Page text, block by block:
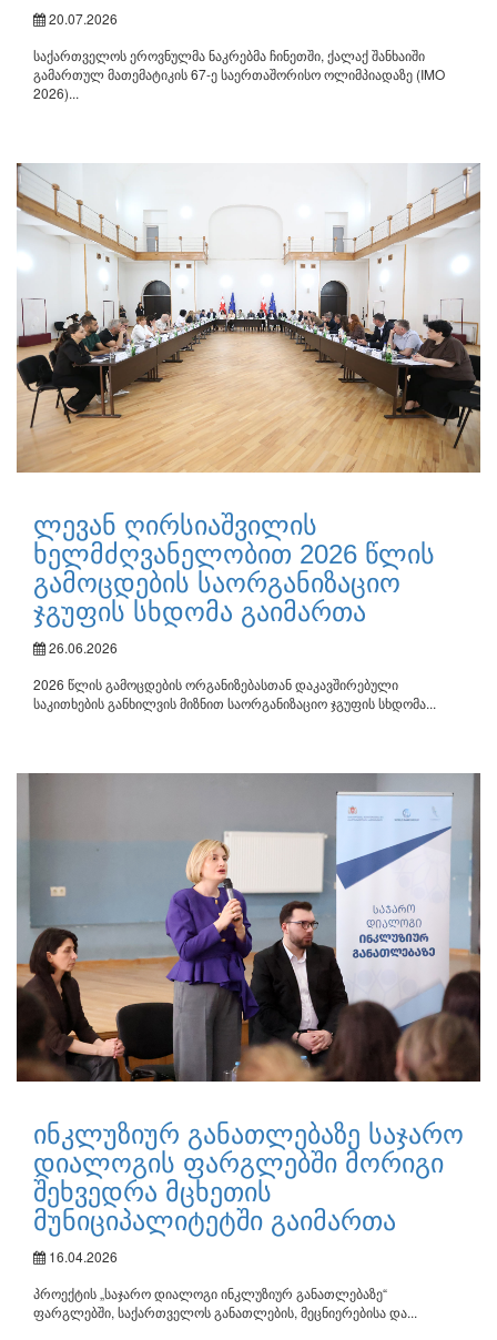
20.07.2026
საქართველოს ეროვნულმა ნაკრებმა ჩინეთში, ქალაქ შანხაიში
გამართულ მათემატიკის 67-ე საერთაშორისო ოლიმპიადაზე (IMO
2026)...
ლევან ღირსიაშვილის
ხელმძღვანელობით 2026 წლის
გამოცდების საორგანიზაციო
ჯგუფის სხდომა გაიმართა
26.06.2026
2026 წლის გამოცდების ორგანიზებასთან დაკავშირებული
საკითხების განხილვის მიზნით საორგანიზაციო ჯგუფის სხდომა...
ინკლუზიურ განათლებაზე საჯარო
დიალოგის ფარგლებში მორიგი
შეხვედრა მცხეთის
მუნიციპალიტეტში გაიმართა
16.04.2026
პროექტის „საჯარო დიალოგი ინკლუზიურ განათლებაზე“
ფარგლებში, საქართველოს განათლების, მეცნიერებისა და...